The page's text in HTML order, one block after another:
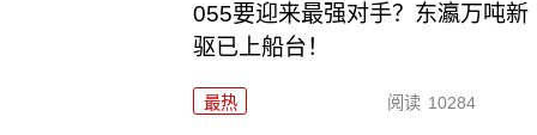
055要迎来最强对手？东瀛万吨新
驱已上船台！
最热 阅读 10284